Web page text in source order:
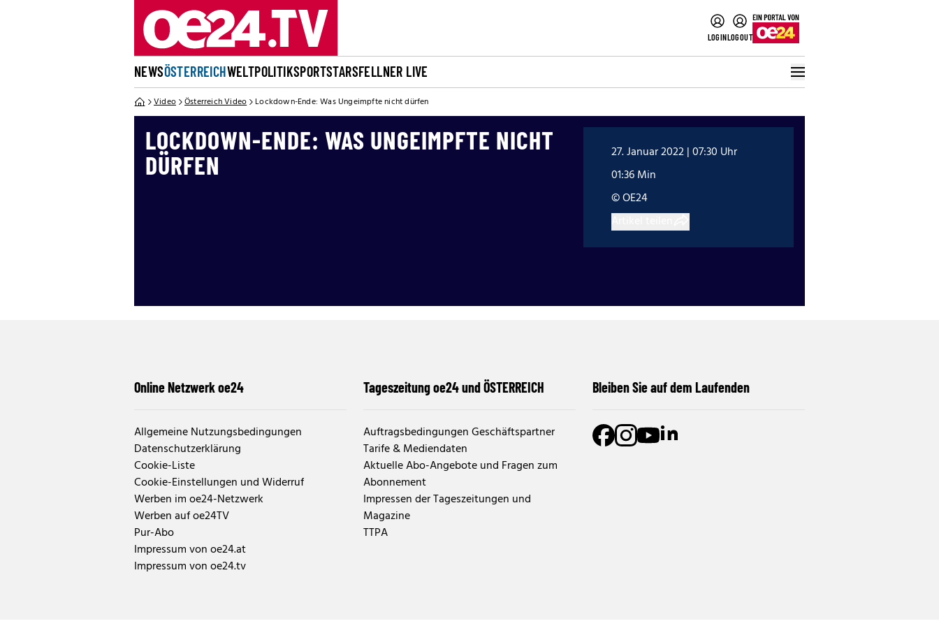
LOGINLOGOUT
NEWSÖSTERREICHWELTPOLITIKSPORTSTARSFELLNER LIVE
Video Österreich Video Lockdown-Ende: Was Ungeimpfte nicht dürfen
LOCKDOWN-ENDE: WAS UNGEIMPFTE NICHT
DÜRFEN
27. Januar 2022 | 07:30 Uhr
01:36 Min
© OE24
Online Netzwerk oe24
Allgemeine Nutzungsbedingungen
Datenschutzerklärung
Cookie-Liste
Cookie-Einstellungen und Widerruf
Werben im oe24-Netzwerk
Werben auf oe24TV
Pur-Abo
Impressum von oe24.at
Impressum von oe24.tv
Tageszeitung oe24 und ÖSTERREICH
Auftragsbedingungen Geschäftspartner
Tarife & Mediendaten
Aktuelle Abo-Angebote und Fragen zum
Abonnement
Impressen der Tageszeitungen und
Magazine
TTPA
Bleiben Sie auf dem Laufenden